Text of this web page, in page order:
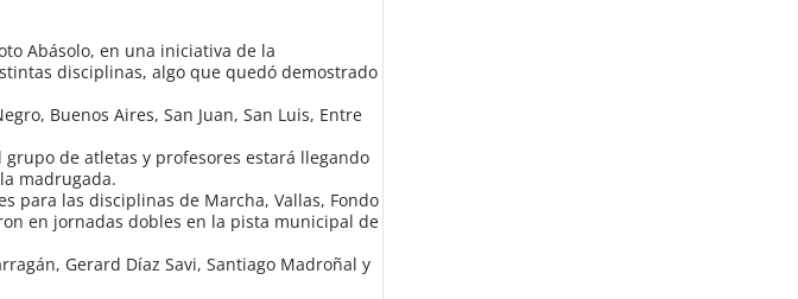
Abásolo, en una iniciativa de la
disciplinas, algo que quedó demostrado
Buenos Aires, San Juan, San Luis, Entre
de atletas y profesores estará llegando
madrugada.
para las disciplinas de Marcha, Vallas, Fondo
en jornadas dobles en la pista municipal de
Gerard Díaz Savi, Santiago Madroñal y